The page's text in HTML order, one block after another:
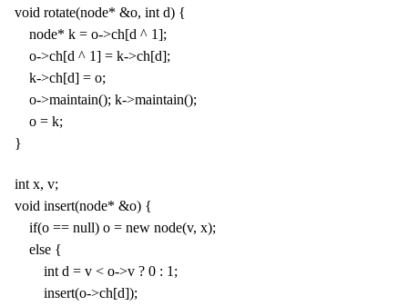
void rotate(node* &o, int d) {
node* k = o->ch[d ^ 1];
o->ch[d ^ 1] = k->ch[d];
k->ch[d] = o;
o->maintain(); k->maintain();
o = k;
}
int x, v;
void insert(node* &o) {
if(o == null) o = new node(v, x);
else {
int d = v < o->v ? 0 : 1;
insert(o->ch[d]);